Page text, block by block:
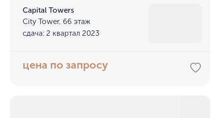
Capital Towers
City Tower, 66 этаж
сдача: 2 квартал 2023
цена по запросу